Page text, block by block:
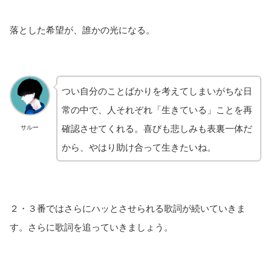
落とした希望が、誰かの光になる。
サルー
つい自分のことばかりを考えてしまいがちな日
常の中で、人それぞれ「生きている」ことを再
確認させてくれる。喜びも悲しみも表裏一体だ
から、やはり助け合って生きたいね。
２・３番ではさらにハッとさせられる歌詞が続いていきま
す。さらに歌詞を追っていきましょう。